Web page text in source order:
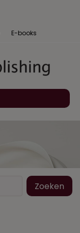
E-books
Zoeken